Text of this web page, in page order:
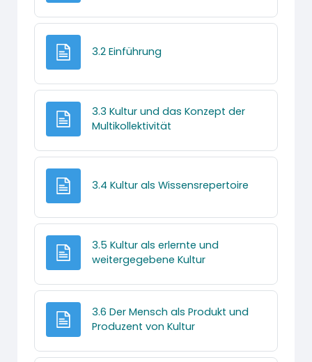
3.2 Einführung
3.3 Kultur und das Konzept der
Multikollektivität
3.4 Kultur als Wissensrepertoire
3.5 Kultur als erlernte und
weitergegebene KulturTextseite
3.6 Der Mensch als Produkt und
Produzent von KulturTextseite